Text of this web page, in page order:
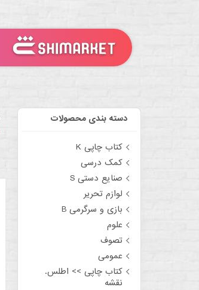
دسته بندی محصولات
کتاب چاپی K
کمک درسی
صنایع دستی S
لوازم تحریر
بازی و سرگرمی B
علوم
تصوف
عمومی
کتاب چاپی >> اطلس.
نقشه